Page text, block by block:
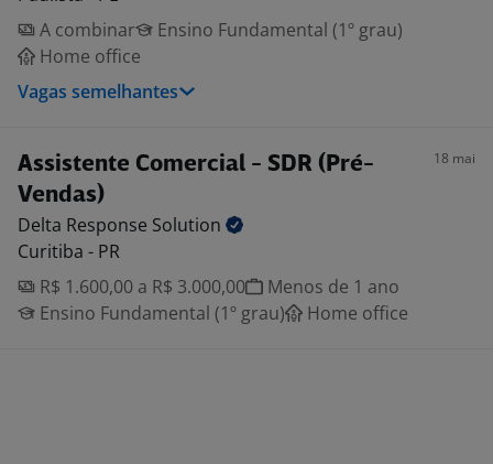
A combinar
Ensino Fundamental (1º grau)
Home office
Vagas semelhantes
Assistente Comercial - SDR (Pré-
Vendas)
18 mai
Delta Response Solution
Curitiba - PR
R$ 1.600,00 a R$ 3.000,00
Menos de 1 ano
Ensino Fundamental (1º grau)
Home office